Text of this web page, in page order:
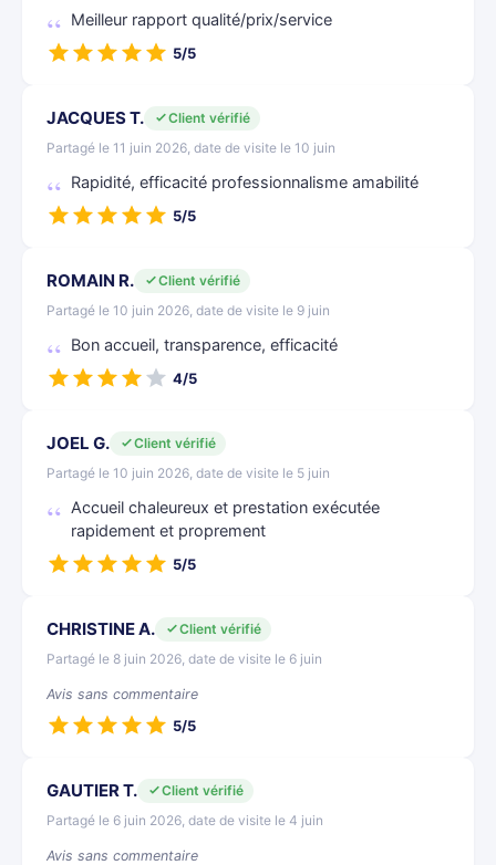
Meilleur rapport qualité/prix/service
5/5
JACQUES T.
Client vérifié
Partagé le 11 juin 2026, date de visite le 10 juin
Rapidité, efficacité professionnalisme amabilité
5/5
ROMAIN R.
Client vérifié
Partagé le 10 juin 2026, date de visite le 9 juin
Bon accueil, transparence, efficacité
4/5
JOEL G.
Client vérifié
Partagé le 10 juin 2026, date de visite le 5 juin
Accueil chaleureux et prestation exécutée
rapidement et proprement
5/5
CHRISTINE A.
Client vérifié
Partagé le 8 juin 2026, date de visite le 6 juin
Avis sans commentaire
5/5
GAUTIER T.
Client vérifié
Partagé le 6 juin 2026, date de visite le 4 juin
Avis sans commentaire